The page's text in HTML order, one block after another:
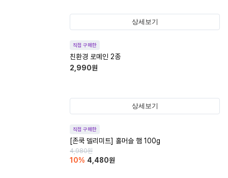
상세보기
직접 구매한
친환경 로메인 2종
2,990원
상세보기
직접 구매한
[존쿡 델리미트] 홀머슬 햄 100g
4,980원
10% 4,480원